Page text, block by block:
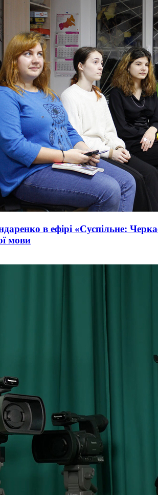
в ефірі «Суспільне:
мови